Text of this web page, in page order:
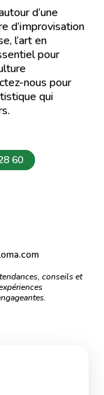
d’une
d’improvisation
l’art en
pour
nous pour
qui
60
conseils et